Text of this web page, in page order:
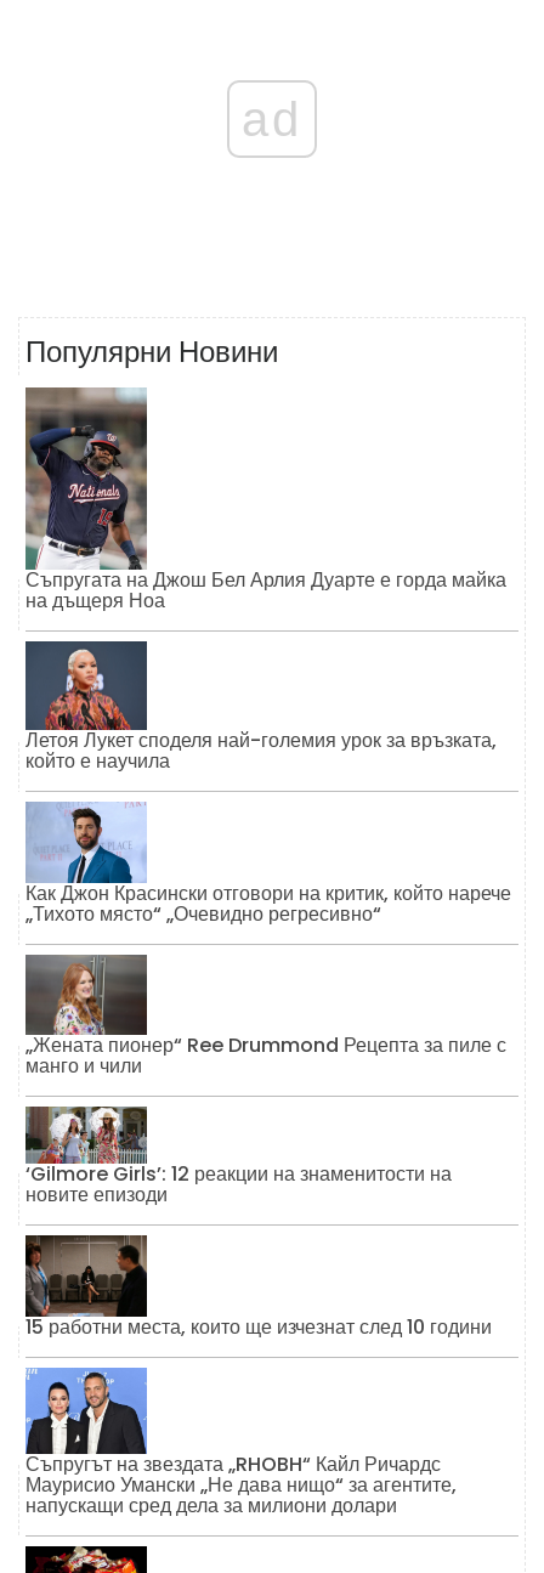
ad
Популярни Новини
Съпругата на Джош Бел Арлия Дуарте е горда майка
на дъщеря Ноа
Летоя Лукет споделя най-големия урок за връзката,
който е научила
Как Джон Красински отговори на критик, който нарече
„Тихото място“ „Очевидно регресивно“
„Жената пионер“ Ree Drummond Рецепта за пиле с
манго и чили
‘Gilmore Girls’: 12 реакции на знаменитости на
новите епизоди
15 работни места, които ще изчезнат след 10 години
Съпругът на звездата „RHOBH“ Кайл Ричардс
Маурисио Умански „Не дава нищо“ за агентите,
напускащи сред дела за милиони долари